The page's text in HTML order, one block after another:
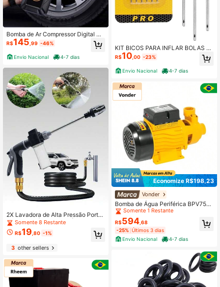
Bomba de Ar Compressor Digital Po
rtátil com LED Encher Pneu Elétrica
Portátil Sem Fio Carros Motos BOM
-8917
R$145 ,99 -46%
Envio Nacional 4-7 dias
2X Lavadora de Alta Pressão Portát
il Poderosa | Pistola de Água de Alt
a Pressão Ultrarrápida | Remove Fa
cilmente a Sujeira Resistente de Veí
a | Material Plástico Durável | Perfe
s, Equipamentos e Pistola Pulveriza
dora
Somente 8 Restante
R$19 ,80 -1%
3other sellers
KIT BICOS PARA INFLAR BOLAS P
RO COM 6 PECAS 3,8CM
R$10 ,00 -23%
Envio Nacional 4-7 dias
Economize R$198,23
Vonder
Bomba de Água Periférica BPV750
127V/220V Bivolt com Chave Selet
ora 1 CV Válvula de Retenção Vond
er - 66.86.100.001
Estabelecido há 1 ano
Somente 1 Restante
Estabelecido há 1 ano
Somente 1 Restante
Estabelecido há 1 ano
Somente 1 Restante
Estabelecido há 1 ano
Somente 1 Restante
R$594 ,68
-25% Últimos 3 dias
Envio Nacional
4-7 dias